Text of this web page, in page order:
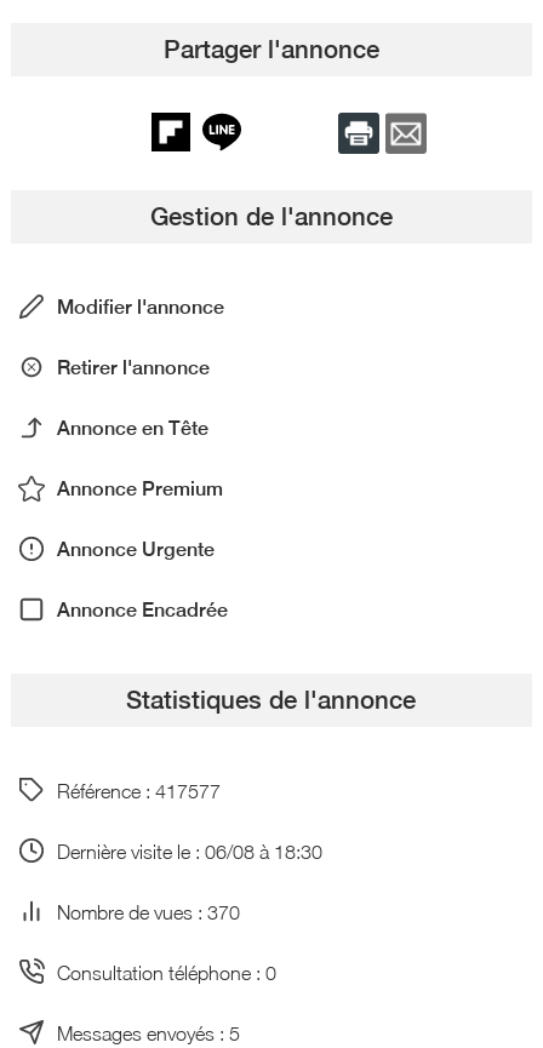
Partager l'annonce
Gestion de l'annonce
Modifier l'annonce
Retirer l'annonce
Annonce en Tête
Annonce Premium
Annonce Urgente
Annonce Encadrée
Statistiques de l'annonce
Référence : 417577
Dernière visite le : 06/08 à 18:30
Nombre de vues : 370
Consultation téléphone : 0
Messages envoyés : 5